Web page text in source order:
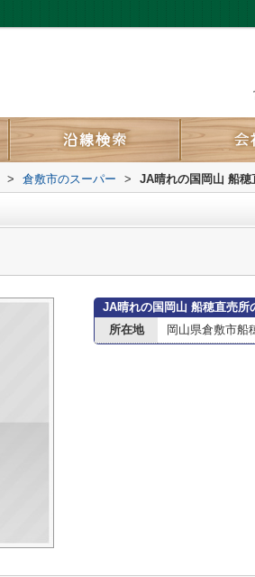
> 倉敷市のスーパー > JA晴れの国岡山 船穂
JA晴れの国岡山 船穂直売所
所在地
岡山県倉敷市船